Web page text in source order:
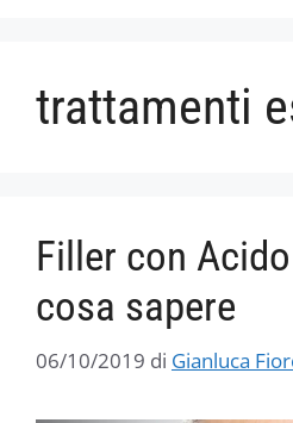
trattamenti
Filler con
cosa sapere
06/10/2019 di Gianluca